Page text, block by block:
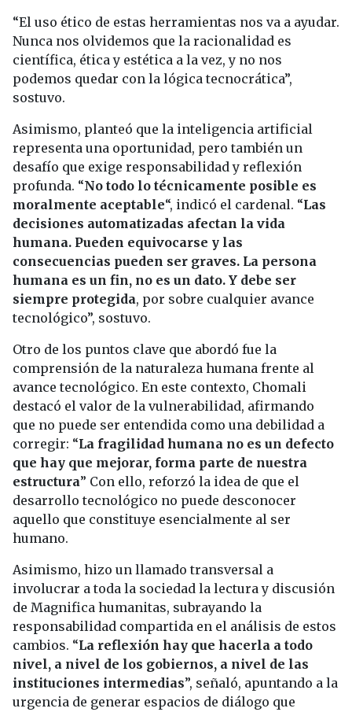
“El uso ético de estas herramientas nos va a ayudar.
Nunca nos olvidemos que la racionalidad es
científica, ética y estética a la vez, y no nos
podemos quedar con la lógica tecnocrática”,
sostuvo.
Asimismo, planteó que la inteligencia artificial
representa una oportunidad, pero también un
desafío que exige responsabilidad y reflexión
profunda. “No todo lo técnicamente posible es
moralmente aceptable“, indicó el cardenal. “Las
decisiones automatizadas afectan la vida
humana. Pueden equivocarse y las
consecuencias pueden ser graves. La persona
humana es un fin, no es un dato. Y debe ser
siempre protegida, por sobre cualquier avance
tecnológico”, sostuvo.
Otro de los puntos clave que abordó fue la
comprensión de la naturaleza humana frente al
avance tecnológico. En este contexto, Chomali
destacó el valor de la vulnerabilidad, afirmando
que no puede ser entendida como una debilidad a
corregir: “La fragilidad humana no es un defecto
que hay que mejorar, forma parte de nuestra
estructura” Con ello, reforzó la idea de que el
desarrollo tecnológico no puede desconocer
aquello que constituye esencialmente al ser
humano.
Asimismo, hizo un llamado transversal a
involucrar a toda la sociedad la lectura y discusión
de Magnifica humanitas, subrayando la
responsabilidad compartida en el análisis de estos
cambios. “La reflexión hay que hacerla a todo
nivel, a nivel de los gobiernos, a nivel de las
instituciones intermedias”, señaló, apuntando a la
urgencia de generar espacios de diálogo que